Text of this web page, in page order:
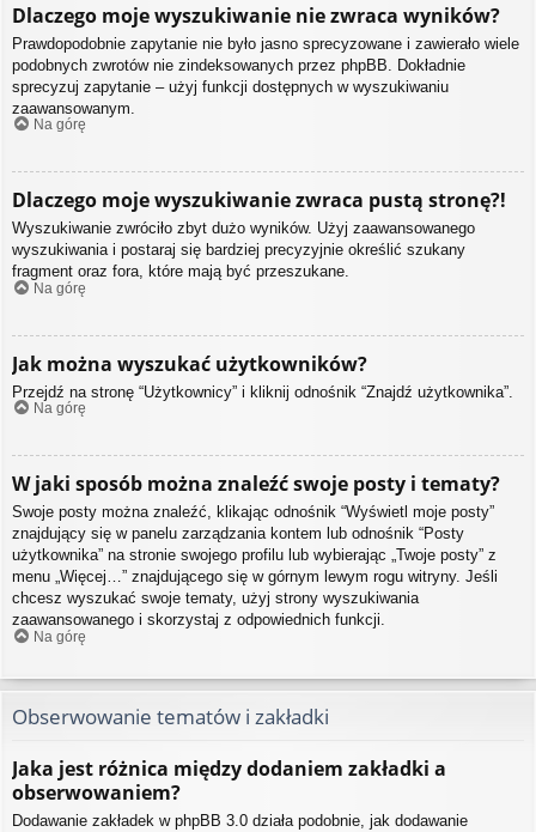
Dlaczego moje wyszukiwanie nie zwraca wyników?
Prawdopodobnie zapytanie nie było jasno sprecyzowane i zawierało wiele
podobnych zwrotów nie zindeksowanych przez phpBB. Dokładnie
sprecyzuj zapytanie – użyj funkcji dostępnych w wyszukiwaniu
zaawansowanym.
Na górę
Dlaczego moje wyszukiwanie zwraca pustą stronę?!
Wyszukiwanie zwróciło zbyt dużo wyników. Użyj zaawansowanego
wyszukiwania i postaraj się bardziej precyzyjnie określić szukany
fragment oraz fora, które mają być przeszukane.
Na górę
Jak można wyszukać użytkowników?
Przejdź na stronę “Użytkownicy” i kliknij odnośnik “Znajdź użytkownika”.
Na górę
W jaki sposób można znaleźć swoje posty i tematy?
Swoje posty można znaleźć, klikając odnośnik “Wyświetl moje posty”
znajdujący się w panelu zarządzania kontem lub odnośnik “Posty
użytkownika” na stronie swojego profilu lub wybierając „Twoje posty” z
menu „Więcej…” znajdującego się w górnym lewym rogu witryny. Jeśli
chcesz wyszukać swoje tematy, użyj strony wyszukiwania
zaawansowanego i skorzystaj z odpowiednich funkcji.
Na górę
Obserwowanie tematów i zakładki
Jaka jest różnica między dodaniem zakładki a
obserwowaniem?
Dodawanie zakładek w phpBB 3.0 działa podobnie, jak dodawanie